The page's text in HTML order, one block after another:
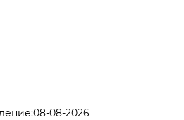
08-08-2026